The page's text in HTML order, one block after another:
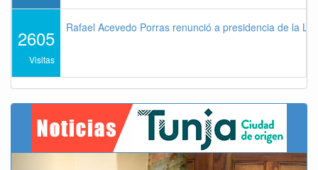
2605
Visitas
Rafael Acevedo Porras renunció a presidencia de la
Next